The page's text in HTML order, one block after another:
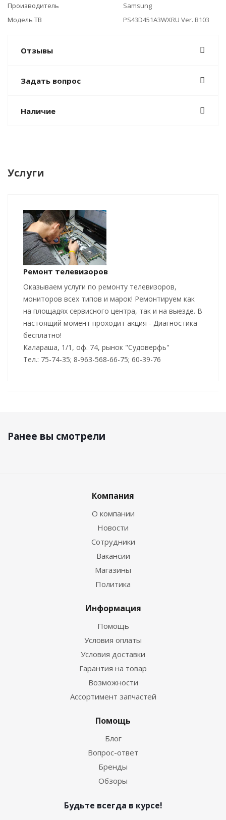
Производитель
Samsung
Модель ТВ
PS43D451A3WXRU Ver. B103
Отзывы
Задать вопрос
Наличие
Услуги
Ремонт телевизоров
Оказываем услуги по ремонту телевизоров,
мониторов всех типов и марок! Ремонтируем как
на площадях сервисного центра, так и на выезде. В
настоящий момент проходит акция - Диагностика
бесплатно!
Калараша, 1/1, оф. 74, рынок "Судоверфь"
Тел.: 75-74-35; 8-963-568-66-75; 60-39-76
Ранее вы смотрели
Компания
О компании
Новости
Сотрудники
Вакансии
Магазины
Политика
Информация
Помощь
Условия оплаты
Условия доставки
Гарантия на товар
Возможности
Ассортимент запчастей
Помощь
Блог
Вопрос-ответ
Бренды
Обзоры
Будьте всегда в курсе!